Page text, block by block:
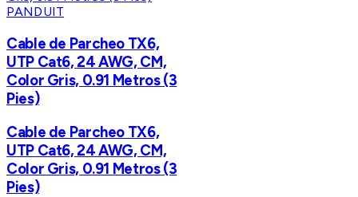
PANDUIT
Cable de Parcheo TX6,
UTP Cat6, 24 AWG, CM,
Color Gris, 0.91 Metros (3
Pies)
Cable de Parcheo TX6,
UTP Cat6, 24 AWG, CM,
Color Gris, 0.91 Metros (3
Pies)